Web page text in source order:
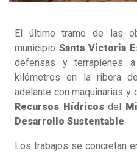
El último tramo de las
municipio Santa Victoria
defensas y
kilómetros en la ribera
adelante con maquinarias y
Recursos Hídricosdel
Desarrollo Sustentable.
Los trabajos se concretan